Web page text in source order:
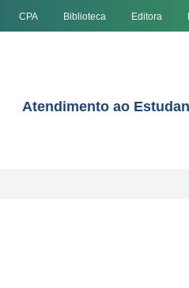
CPA Biblioteca Editora
Atendimento ao